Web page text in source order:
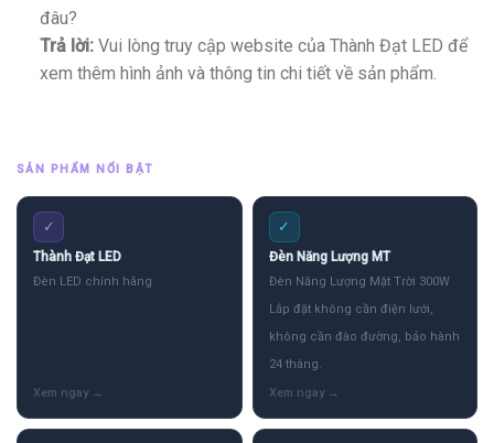
đâu?
Trả lời:Vui lòng truy cập website của Thành Đạt LED để
xem thêm hình ảnh và thông tin chi tiết về sản phẩm.
SẢN PHẨM NỔI BẬT
✓
Thành Đạt LED
Đèn LED chính hãng
✓
Đèn Năng Lượng MT
Đèn Năng Lượng Mặt Trời 300W
Lắp đặt không cần điện lưới,
không cần đào đường, bảo hành
24 tháng.